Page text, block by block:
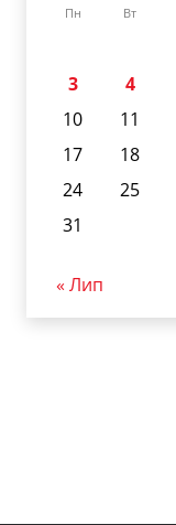
Пн Вт
3
4
10
11
17
18
24
25
31
« Лип